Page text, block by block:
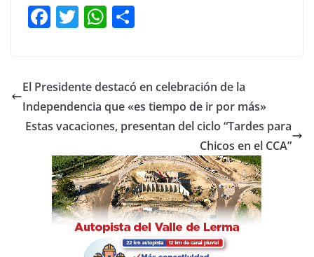
F
e
b
o
o
k
T
er
W
s
A
p
p
p
ar
tir
El Presidente destacó en celebración de la
Independencia que «es tiempo de ir por más»
Estas vacaciones, presentan del ciclo “Tardes para
Chicos en el CCA”